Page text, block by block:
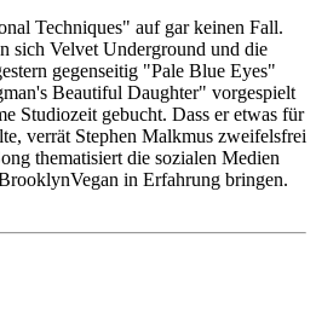
Techniques" auf gar keinen Fall.
sich Velvet Underground und die
gegenseitig "Pale Blue Eyes"
Beautiful Daughter" vorgespielt
Studiozeit gebucht. Dass er etwas für
verrät Stephen Malkmus zweifelsfrei
thematisiert die sozialen Medien
in Erfahrung bringen.